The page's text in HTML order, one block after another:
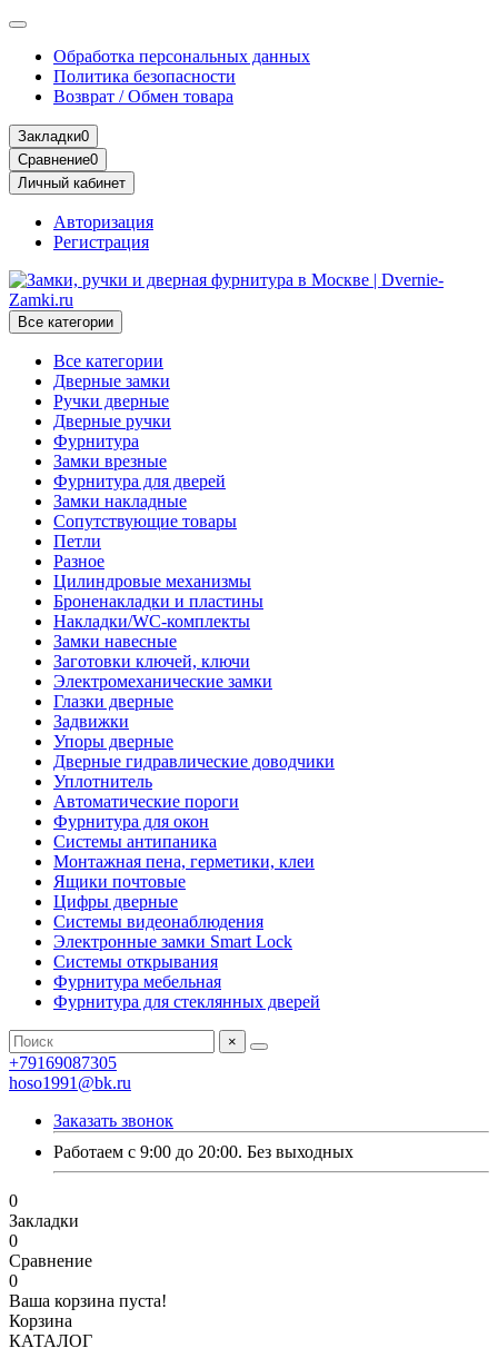
Обработка персональных данных
Политика безопасности
Возврат / Обмен товара
Закладки0
Сравнение0
Личный кабинет
Авторизация
Регистрация
Все категории
Все категории
Дверные замки
Ручки дверные
Дверные ручки
Фурнитура
Замки врезные
Фурнитура для дверей
Замки накладные
Сопутствующие товары
Петли
Разное
Цилиндровые механизмы
Броненакладки и пластины
Накладки/WC-комплекты
Замки навесные
Заготовки ключей, ключи
Электромеханические замки
Глазки дверные
Задвижки
Упоры дверные
Дверные гидравлические доводчики
Уплотнитель
Автоматические пороги
Фурнитура для окон
Системы антипаника
Монтажная пена, герметики, клеи
Ящики почтовые
Цифры дверные
Системы видеонаблюдения
Электронные замки Smart Lock
Системы открывания
Фурнитура мебельная
Фурнитура для стеклянных дверей
×
+79169087305
hoso1991@bk.ru
Заказать звонок
Работаем с 9:00 до 20:00. Без выходных
0
Закладки
0
Сравнение
0
Ваша корзина пуста!
Корзина
КАТАЛОГ